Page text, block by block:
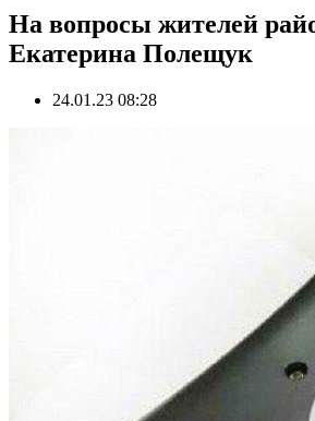
На вопросы жителей
Екатерина Полещук
24.01.23 08:28